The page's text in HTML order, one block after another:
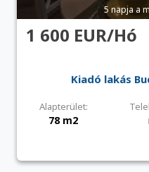
5 napja a
1 600 EUR/Hó
Kiadó lakás
Alapterület:
78 m2